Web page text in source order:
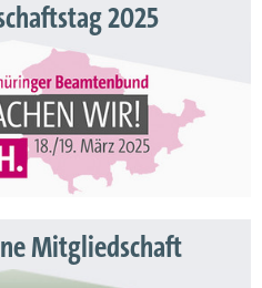
2025
Mitgliedschaft